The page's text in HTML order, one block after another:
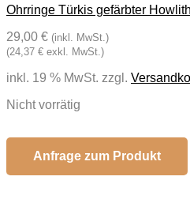
Ohrringe Türkis gefärbter Howlith
29,00 € (inkl. MwSt.)
(24,37 € exkl. MwSt.)
inkl. 19 % MwSt. zzgl.
Nicht vorrätig
Anfrage zum Produkt